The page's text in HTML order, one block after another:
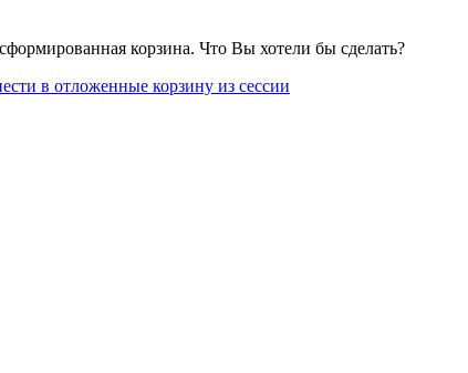
корзина. Что Вы хотели бы сделать?
в отложенные корзину из сессии